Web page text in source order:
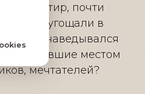
трактир, почти
Чем угощали в
и кто наведывался
ставшие местом
мечтателей?